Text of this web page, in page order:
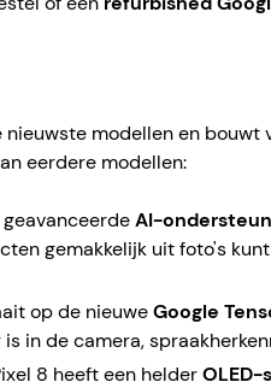
nieuwste modellen en
eerdere modellen:
AI-
gemakkelijk uit foto's
op de nieuweGoogle
in de camera,
8 heeft een helderOLED-